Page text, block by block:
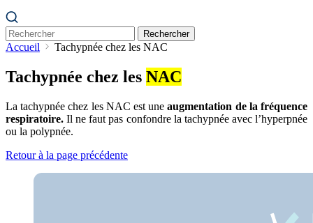
Rechercher
Accueil Tachypnée chez les NAC
Tachypnée chez les NAC
La tachypnée chez les NAC est une augmentation de la fréquence
respiratoire.Il ne faut pas confondre la tachypnée avec l’hyperpnée
ou la polypnée.
Retour à la page précédente